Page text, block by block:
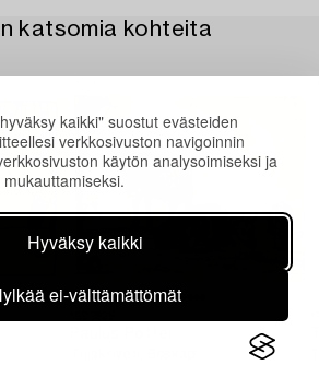
kaikki" suostut evästeiden
verkkosivuston navigoinnin
käytön analysoimiseksi ja
Hyväksy kaikki
ei-välttämättömät
katsomia kohteita